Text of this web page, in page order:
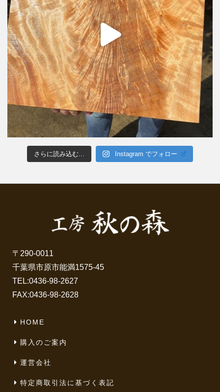
さらに読み込む... Instagram でフォロー
〒290-0011
千葉県市原市能満1575-45
TEL:0436-98-2627
FAX:0436-98-2628
HOME
購入のご案内
運営会社
特定商取引法に基づく表記